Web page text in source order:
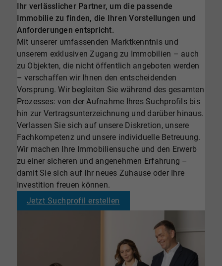
Ihr verlässlicher Partner, um die passende
Immobilie zu finden, die Ihren Vorstellungen und
Anforderungen entspricht.
Mit unserer umfassenden Marktkenntnis und
unserem exklusiven Zugang zu Immobilien – auch
zu Objekten, die nicht öffentlich angeboten werden
– verschaffen wir Ihnen den entscheidenden
Vorsprung. Wir begleiten Sie während des gesamten
Prozesses: von der Aufnahme Ihres Suchprofils bis
hin zur Vertragsunterzeichnung und darüber hinaus.
Verlassen Sie sich auf unsere Diskretion, unsere
Fachkompetenz und unsere individuelle Betreuung.
Wir machen Ihre Immobiliensuche und den Erwerb
zu einer sicheren und angenehmen Erfahrung –
damit Sie sich auf Ihr neues Zuhause oder Ihre
Investition freuen können.
Jetzt Suchprofil erstellen